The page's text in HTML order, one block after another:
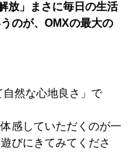
放」まさに毎日の生活
のが、OMXの最大の
然な心地良さ」で
感していただくのが一
びにきてみてくださ